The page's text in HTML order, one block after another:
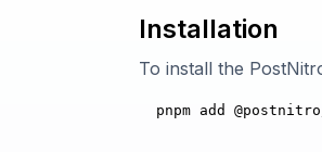
Installation
To install the
pnpm add